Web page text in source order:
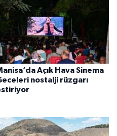
Açık Hava Sinema
nostalji rüzgarı